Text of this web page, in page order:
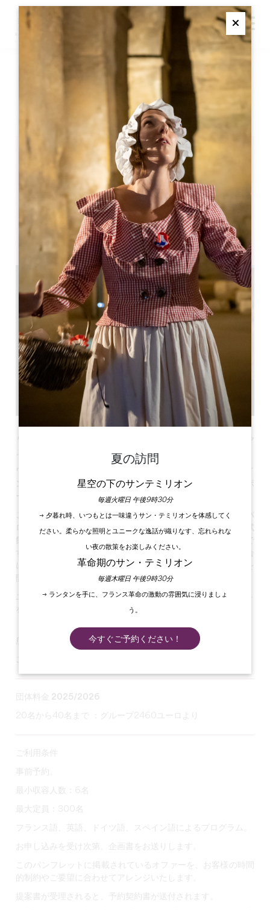
WINE OPOLY®
SAINT-EMILION
ワイン・テイスティングとコース対抗パズル・ゲームのミック
ワイン・オポリ®は、チーム対抗のインタラクティブなワイ
ン・テイスティング・イベントです。この素晴らしいワインボ
ードゲームを、ここでしか体験できません！
このワインテイスティングゲームは、有名なボードゲームのパ
ロディで、等身大のゲームボードの周りで 有名なブドウ畑を試
に、誰にとっても魅力的なオリジナルのワイン試飲イベントを
開催してみてはいかがだろうか。
ユニークなワイン体験をスタッフと共有し、チームスピリット
所要時間：1時間30分～2時間
団体料金 2025/2026
20名から40名まで ：グループ2460ユーロより
ご利用条件
事前予約。
最小収容人数：6名
最大定員：300名
フランス語、英語、ドイツ語、スペイン語によるプログラム。
お申し込みを受け次第、企画書をお送りします。
このパンフレットに掲載されているオファーを、お客様の時間
的制約やご要望に合わせてアレンジいたします。
提案書が受理されると、予約契約書が送付されます。
Wine Opoly®
Saint-Emilion
05 57 55 28 20
お問い合わせ
夏の訪問
星空の下のサンテミリオン
毎週火曜日 午後9時30分
→ 夕暮れ時、いつもとは一味違うサン・テミリオンを体感してく
ださい。柔らかな照明とユニークな逸話が織りなす、忘れられな
い夜の散策をお楽しみください。
革命期のサン・テミリオン
毎週木曜日 午後9時30分
→ ランタンを手に、フランス革命の激動の雰囲気に浸りましょ
う。
今すぐご予約ください！